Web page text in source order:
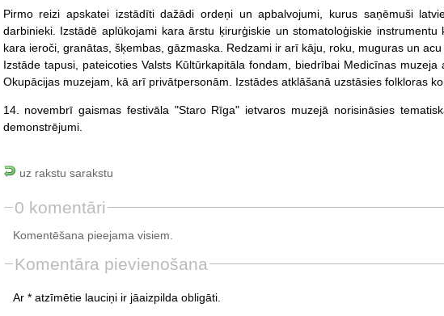
Pirmo reizi apskatei izstādīti dažādi ordeņi un apbalvojumi, kurus saņēmuši
darbinieki. Izstādē aplūkojami kara ārstu ķirurģiskie un stomatoloģiskie instrumentu
kara ieroči, granātas, šķembas, gāzmaska. Redzami ir arī kāju, roku, muguras un acu
Izstāde tapusi, pateicoties Valsts Kūltūrkapitāla fondam, biedrībai Medicīnas
Okupācijas muzejam, kā arī privātpersonām. Izstādes atklāšanā uzstāsies folkloras
14. novembrī gaismas festivāla "Staro Rīga" ietvaros muzejā norisināsies
demonstrējumi.
uz rakstu sarakstu
0 komentāri
Komentēšana pieejama visiem.
Komentāra pievienošana
Ar * atzīmētie lauciņi ir jāaizpilda obligāti.